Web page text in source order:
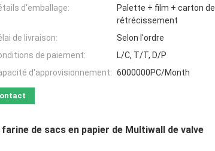
d'emballage:
Palette + film + carton de
rétrécissement
de livraison:
Selon l'ordre
de paiement:
L/C, T/T, D/P
d'approvisionnement: 6000000PC/Month
de sacs en papier de Multiwall de valve